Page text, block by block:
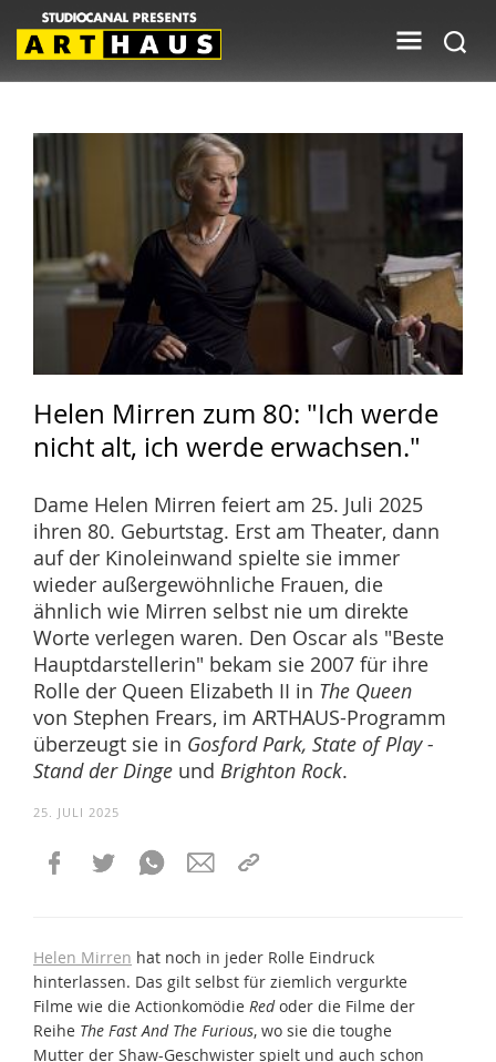
Helen Mirren zum 80: "Ich werde
nicht alt, ich werde erwachsen."
Dame Helen Mirren feiert am 25. Juli 2025
ihren 80. Geburtstag. Erst am Theater, dann
auf der Kinoleinwand spielte sie immer
wieder außergewöhnliche Frauen, die
ähnlich wie Mirren selbst nie um direkte
Worte verlegen waren. Den Oscar als "Beste
Hauptdarstellerin" bekam sie 2007 für ihre
Rolle der Queen Elizabeth II in The Queen
von Stephen Frears, im ARTHAUS-Programm
überzeugt sie in Gosford Park, State of Play -
Stand der Dinge und Brighton Rock.
25. JULI 2025
Helen Mirren hat noch in jeder Rolle Eindruck
hinterlassen. Das gilt selbst für ziemlich vergurkte
Filme wie die Actionkomödie Redoder die Filme der
Reihe The Fast And The Furious, wo sie die toughe
Mutter der Shaw-Geschwister spielt und auch schon